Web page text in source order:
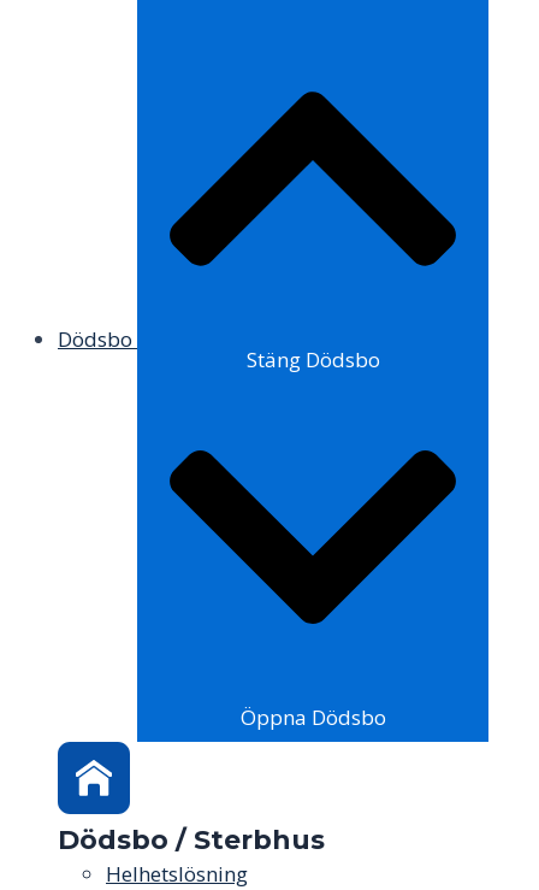
Dödsbo
Stäng Dödsbo
Öppna Dödsbo
Dödsbo / Sterbhus
Helhetslösning